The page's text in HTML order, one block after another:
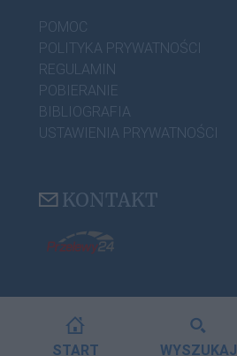
POMOC
POLITYKA PRYWATNOŚCI
REGULAMIN
POBIERANIE
BIBLIOGRAFIA
USTAWIENIA PRYWATNOŚCI
KONTAKT
START WYSZUKAJ